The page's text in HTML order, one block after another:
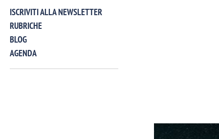
ISCRIVITI ALLA NEWSLETTER
RUBRICHE
BLOG
AGENDA